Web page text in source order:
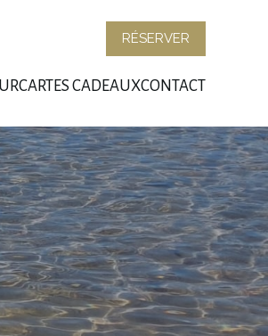
RÉSERVER
CARTES CADEAUXCONTACT